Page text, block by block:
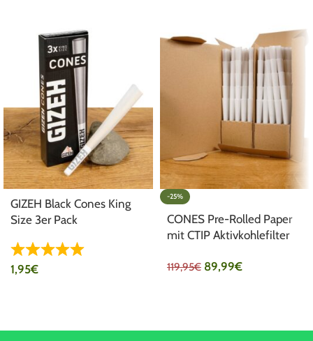
GIZEH Black Cones King
Size 3er Pack
1,95€
-25%
CONES Pre-Rolled Paper
mit CTIP Aktivkohlefilter
119,95€ 89,99€